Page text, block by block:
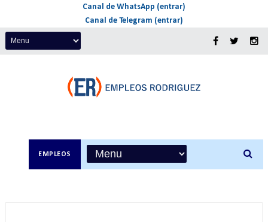
Canal de WhatsApp (entrar)
Canal de Telegram (entrar)
EMPLEOS